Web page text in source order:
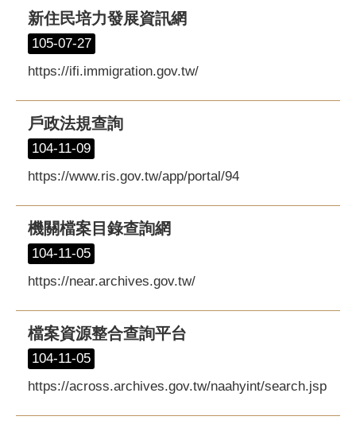
新住民培力發展資訊網
105-07-27
https://ifi.immigration.gov.tw/
戶政法規查詢
104-11-09
https://www.ris.gov.tw/app/portal/94
機關檔案目錄查詢網
104-11-05
https://near.archives.gov.tw/
檔案資源整合查詢平台
104-11-05
https://across.archives.gov.tw/naahyint/search.jsp